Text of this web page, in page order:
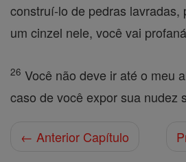
construí-lo de pedras lavradas,
um cinzel nele, você vai
26 Você não deve ir até o meu
caso de você expor sua nudez
← Anterior Capítulo